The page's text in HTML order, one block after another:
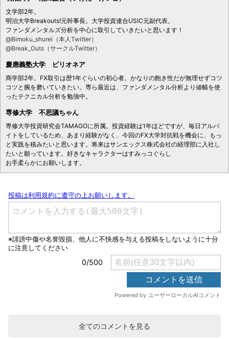
文学部2年。
明治大学Breakouts!元幹事長。大学投資連合USIC元副代表。
ファンダメンタルズ分析を中心に取引していきたいと思います！
@Bimoku_shurei（本人Twitter）
@Break_Outs（サークルTwitter）
慶應義塾大学 ビリオネア
商学部2年。FX取引は歴1年ぐらいの初心者。かなりの飽き性だが無理せずコツ
コツと腕を磨いていきたい。専ら最近は、ファンダメンタル分析より値幅を使
ったテクニカル分析を勉強中。
専修大学 不思議ちゃん
専修大学投資研究会TAMAGOに所属。投資経験は1年ほどですが、毎日アルバ
イトをしているため、あまり経験がなく、今回のFX大学対抗戦を機会に、もっ
と実践を積みたいと思います。将来はサンエックス株式会社の経理部に入社し
たいと願っています。好きなキャラクターはすみっコぐらし
お手柔らかにお願いします。
全てのコメントを見る